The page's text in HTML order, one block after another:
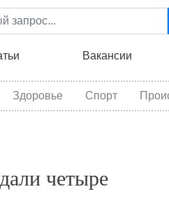
Вакансии
Здоровье Спорт
четыре